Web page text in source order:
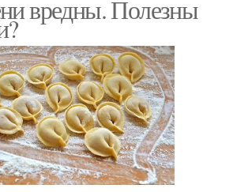
вредны. Полезны